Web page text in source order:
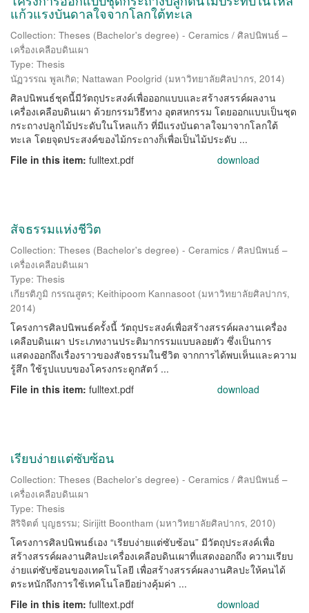
แก้วแรงบันดาลใจจากโลกใต้ทะเล
Collection: Theses (Bachelor's degree) - Ceramics / ศิลปนิพนธ์ –
เครื่องเคลือบดินเผา
Type: Thesis
นัฏวรรณ พูลเกิด; Nattawan Poolgrid (มหาวิทยาลัยศิลปากร, 2014)
ศิลปนิพนธ์ชุดนี้มีวัตถุประสงค์เพื่อออกแบบและสร้างสรรค์ผลงาน
เครื่องเคลือบดินเผา ด้วยกรรมวิธีทาง อุตสหกรรม โดยออกแบบเป็นชุด
กระถางปลูกไม้ประดับในโหลแก้ว ที่มีแรงบันดาลใจมาจากโลกใต้
ทะเล โดยจุดประสงค์ของไม้กระถางก็เพื่อเป็นไม้ประดับ ...
File in this item: fulltext.pdf download
สัจธรรมแห่งชีวิต
Collection: Theses (Bachelor's degree) - Ceramics / ศิลปนิพนธ์ –
เครื่องเคลือบดินเผา
Type: Thesis
เกียรติภูมิ กรรณสูตร; Keithipoom Kannasoot (มหาวิทยาลัยศิลปากร,
2014)
โครงการศิลปนิพนธ์ครั้งนี้ วัตถุประสงค์เพื่อสร้างสรรค์ผลงานเครื่อง
เคลือบดินเผา ประเภทงานประติมากรรมแบบลอยตัว ซึ่งเป็นการ
แสดงออกถึงเรื่องราวของสัจธรรมในชีวิต จากการได้พบเห็นและความ
รู้สึก ใช้รูปแบบของโครงกระดูกสัตว์ ...
File in this item: fulltext.pdf download
เรียบง่ายแต่ซับซ้อน
Collection: Theses (Bachelor's degree) - Ceramics / ศิลปนิพนธ์ –
เครื่องเคลือบดินเผา
Type: Thesis
สิริจิตต์ บุญธรรม; Sirijitt Boontham (มหาวิทยาลัยศิลปากร, 2010)
โครงการศิลปนิพนธ์เอง “เรียบง่ายแต่ซับซ้อน” มีวัตถุประสงค์เพื่อ
สร้างสรรค์ผลงานศิลปะเครื่องเคลือบดินเผาที่แสดงออกถึง ความเรียบ
ง่ายแต่ซับซ้อนของเทคโนโลยี เพื่อสร้างสรรค์ผลงานศิลปะให้คนได้
ตระหนักถึงการใช้เทคโนโลยีอย่างคุ้มค่า ...
File in this item: fulltext.pdf download